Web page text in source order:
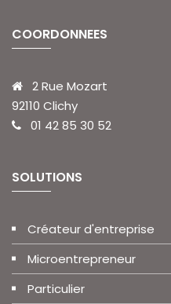
COORDONNEES
2 Rue Mozart
92110 Clichy
01 42 85 30 52
SOLUTIONS
Créateur d'entreprise
Microentrepreneur
Particulier